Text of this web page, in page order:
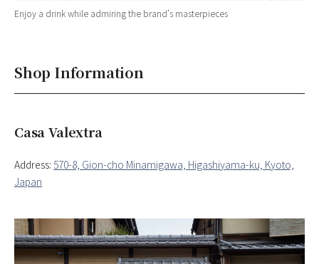
Enjoy a drink while admiring the brand’s masterpieces
Shop Information
Casa Valextra
Address: 570-8, Gion-cho Minamigawa, Higashiyama-ku, Kyoto,
Japan